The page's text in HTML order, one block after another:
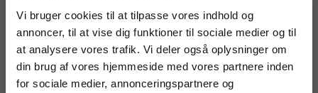
Vi bruger cookies til at tilpasse vores indhold og
annoncer, til at vise dig funktioner til sociale medier og til
at analysere vores trafik. Vi deler også oplysninger om
din brug af vores hjemmeside med vores partnere inden
for sociale medier, annonceringspartnere og